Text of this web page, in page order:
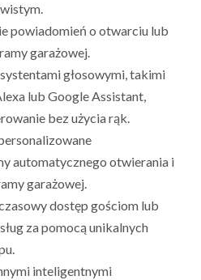
powiadomień o otwarciu lub
garażowej.
głosowymi, takimi
lub Google Assistant,
bez użycia rąk.
automatycznego otwierania i
garażowej.
dostęp gościom lub
za pomocą unikalnych
inteligentnymi